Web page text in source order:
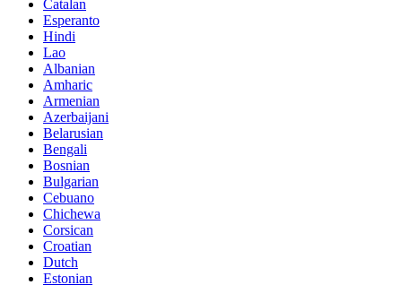
Catalan
Esperanto
Hindi
Lao
Albanian
Amharic
Armenian
Azerbaijani
Belarusian
Bengali
Bosnian
Bulgarian
Cebuano
Chichewa
Corsican
Croatian
Dutch
Estonian